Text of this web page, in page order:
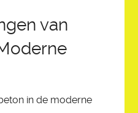
van
in de moderne